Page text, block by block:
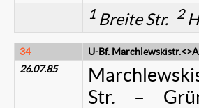
1 Breite Str. 2
34
U-Bf.
26.07.85
Str. –